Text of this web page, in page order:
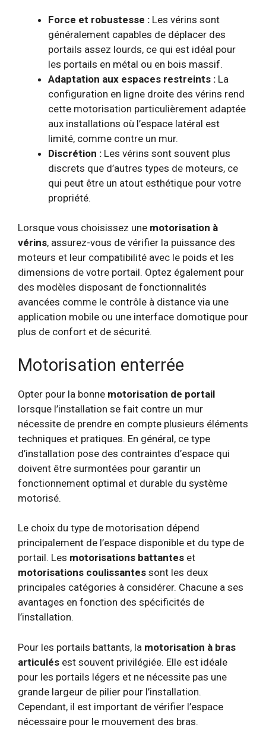
Force et robustesse : Les vérins sont
généralement capables de déplacer des
portails assez lourds, ce qui est idéal pour
les portails en métal ou en bois massif.
Adaptation aux espaces restreints : La
configuration en ligne droite des vérins rend
cette motorisation particulièrement adaptée
aux installations où l’espace latéral est
limité, comme contre un mur.
Discrétion : Les vérins sont souvent plus
discrets que d’autres types de moteurs, ce
qui peut être un atout esthétique pour votre
propriété.
Lorsque vous choisissez une motorisation à
vérins, assurez-vous de vérifier la puissance des
moteurs et leur compatibilité avec le poids et les
dimensions de votre portail. Optez également pour
des modèles disposant de fonctionnalités
avancées comme le contrôle à distance via une
application mobile ou une interface domotique pour
plus de confort et de sécurité.
Motorisation enterrée
Opter pour la bonne motorisation de portail
lorsque l’installation se fait contre un mur
nécessite de prendre en compte plusieurs éléments
techniques et pratiques. En général, ce type
d’installation pose des contraintes d’espace qui
doivent être surmontées pour garantir un
fonctionnement optimal et durable du système
motorisé.
Le choix du type de motorisation dépend
principalement de l’espace disponible et du type de
portail. Les motorisations battantes et
motorisations coulissantes sont les deux
principales catégories à considérer. Chacune a ses
avantages en fonction des spécificités de
l’installation.
Pour les portails battants, la motorisation à bras
articulés est souvent privilégiée. Elle est idéale
pour les portails légers et ne nécessite pas une
grande largeur de pilier pour l’installation.
Cependant, il est important de vérifier l’espace
nécessaire pour le mouvement des bras.